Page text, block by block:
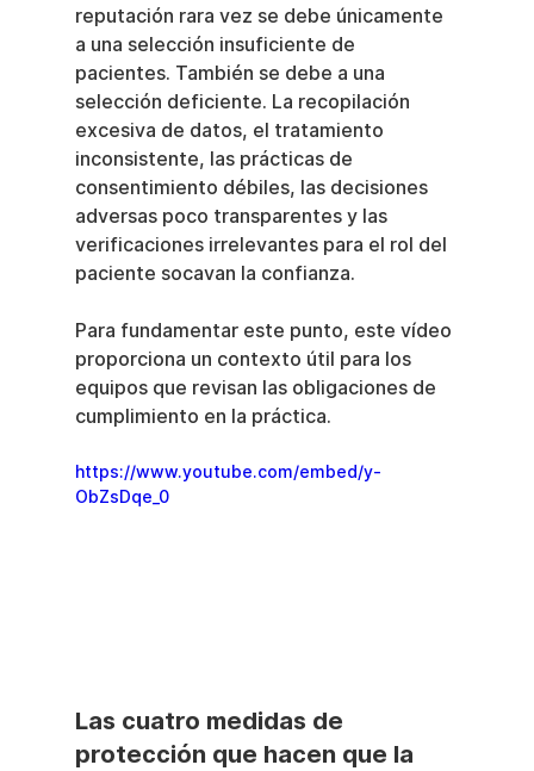
reputación rara vez se debe únicamente
a una selección insuficiente de
pacientes. También se debe a una
selección deficiente. La recopilación
excesiva de datos, el tratamiento
inconsistente, las prácticas de
consentimiento débiles, las decisiones
adversas poco transparentes y las
verificaciones irrelevantes para el rol del
paciente socavan la confianza.
Para fundamentar este punto, este vídeo
proporciona un contexto útil para los
equipos que revisan las obligaciones de
cumplimiento en la práctica.
https://www.youtube.com/embed/y-
ObZsDqe_0
Las cuatro medidas de
protección que hacen que la